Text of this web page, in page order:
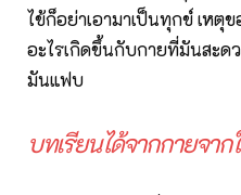
ไข้ก็อย่าเอามาเป็นทุกข์ เห
อะไรเกิดขึ้นกับกายที่มันสะด
มันแฟบ
บทเรียนได้จากกายจา